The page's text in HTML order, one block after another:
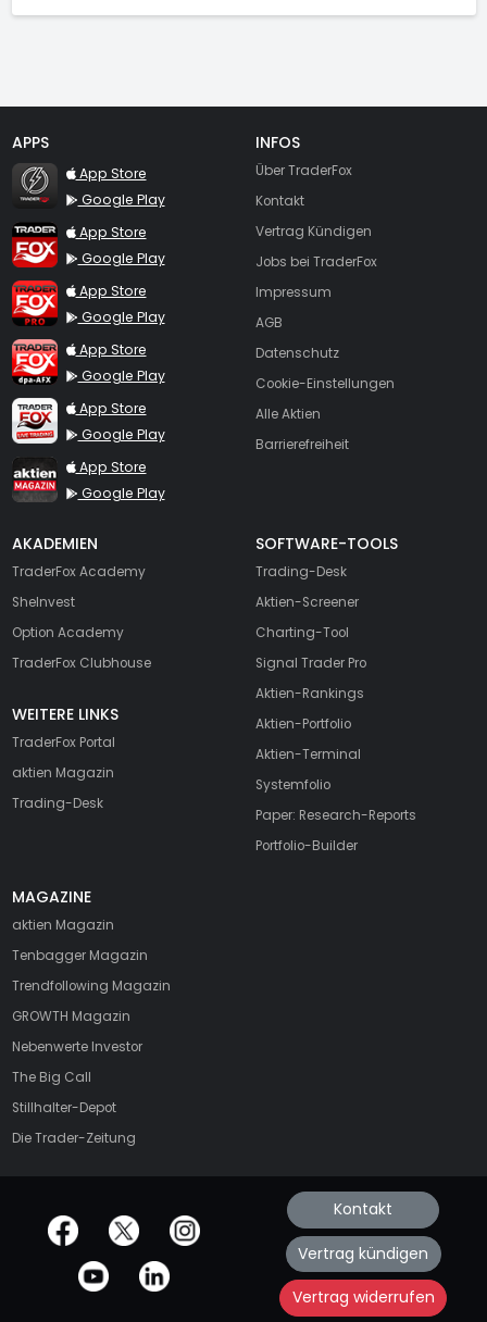
APPS
TraderFox Flash
App Store
Google Play
TraderFox App
App Store
Google Play
TraderFox Pro
App Store
Google Play
TraderFox dpa-AFX ProFeed
App Store
Google Play
TraderFox Live Trading
App Store
Google Play
TraderFox aktien Magazin
App Store
Google Play
INFOS
Über TraderFox
Kontakt
Vertrag Kündigen
Jobs bei TraderFox
Impressum
AGB
Datenschutz
Cookie-Einstellungen
Alle Aktien
Barrierefreiheit
AKADEMIEN
TraderFox Academy
SheInvest
Option Academy
TraderFox Clubhouse
WEITERE LINKS
TraderFox Portal
aktien Magazin
Trading-Desk
SOFTWARE-TOOLS
Trading-Desk
Aktien-Screener
Charting-Tool
Signal Trader Pro
Aktien-Rankings
Aktien-Portfolio
Aktien-Terminal
Systemfolio
Paper: Research-Reports
Portfolio-Builder
MAGAZINE
aktien Magazin
Tenbagger Magazin
Trendfollowing Magazin
GROWTH Magazin
Nebenwerte Investor
The Big Call
Stillhalter-Depot
Die Trader-Zeitung
offizielle Social Media-Accounts Kontakt
Vertrag kündigen
Vertrag widerrufen